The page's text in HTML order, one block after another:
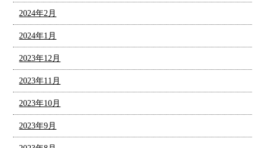
2024年2月
2024年1月
2023年12月
2023年11月
2023年10月
2023年9月